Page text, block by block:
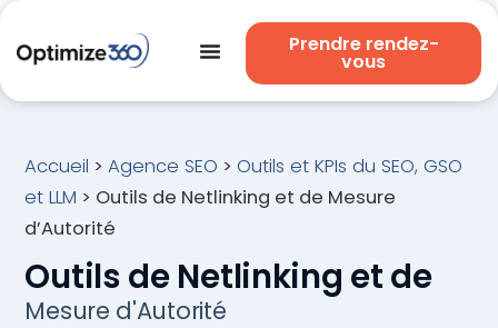
Prendre rendez-
vous
Accueil >Agence SEO >Outils et KPIs du SEO, GSO
et LLM > Outils de Netlinking et de Mesure
d’Autorité
Outils de Netlinking et de
Mesure d'Autorité